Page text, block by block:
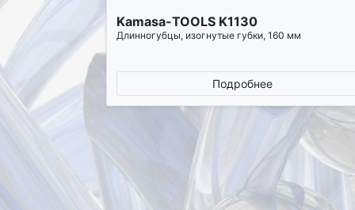
Kamasa-TOOLS K1130
Длинногубцы, изогнутые губки, 160 мм
Подробнее